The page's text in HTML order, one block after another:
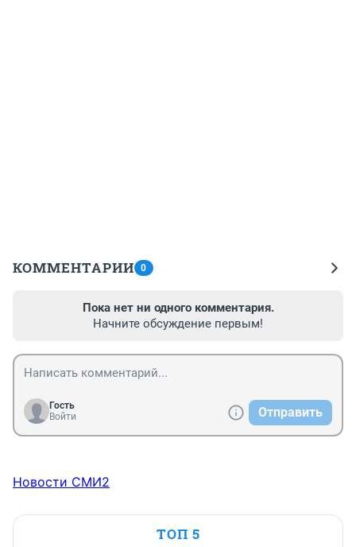
КОММЕНТАРИИ 0
Пока нет ни одного комментария.
Начните обсуждение первым!
Гость
Войти
Отправить
Новости СМИ2
ТОП 5